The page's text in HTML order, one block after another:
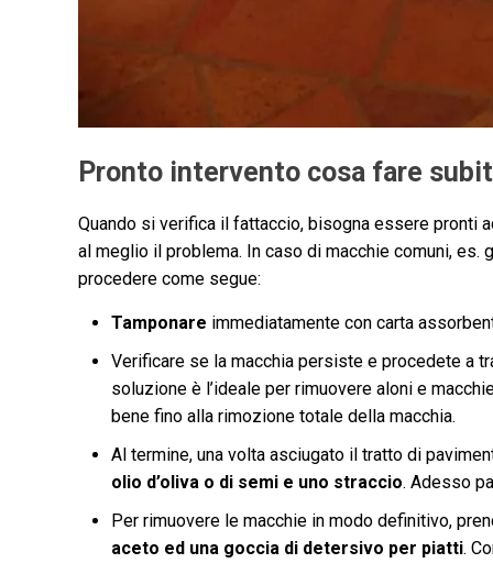
Pronto intervento cosa fare
Quando si verifica il fattaccio, bisogna essere pronti
al meglio il problema. In caso di macchie comuni,
procedere come segue:
Tamponare immediatamente con carta
Verificare se la macchia persiste e procedete a
soluzione è l’ideale per rimuovere aloni e
bene fino alla rimozione totale della macchia.
Al termine, una volta asciugato il tratto di
olio d’oliva o di semi e uno straccio. Adesso
Per rimuovere le macchie in modo definitivo,
aceto ed una goccia di detersivo per piatti.